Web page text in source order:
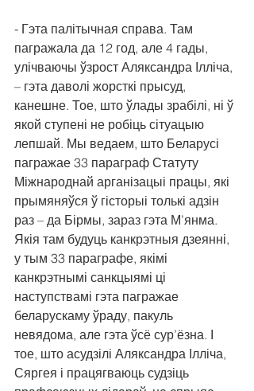
- Гэта палітычная справа. Там
пагражала да 12 год, але 4 гады,
улічваючы ўзрост Аляксандра Ілліча,
– гэта даволі жорсткі прысуд,
канешне. Тое, што ўлады зрабілі, ні ў
якой ступені не робіць сітуацыю
лепшай. Мы ведаем, што Беларусі
пагражае 33 параграф Статуту
Міжнароднай арганізацыі працы, які
прымяняўся ў гісторыі толькі адзін
раз – да Бірмы, зараз гэта М’янма.
Якія там будуць канкрэтныя дзеянні,
у тым 33 параграфе, якімі
канкрэтнымі санкцыямі ці
наступствамі гэта пагражае
беларускаму ўраду, пакуль
невядома, але гэта ўсё сур’ёзна. І
тое, што асудзілі Аляксандра Ілліча,
Сяргея і працягваюць судзіць